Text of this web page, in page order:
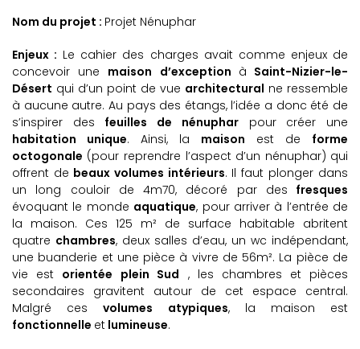
Nom du projet : Projet Nénuphar
Enjeux : Le cahier des charges avait comme enjeux de
concevoir une maison d’exception à Saint-Nizier-le-
Désert qui d’un point de vue architectural ne ressemble
à aucune autre. Au pays des étangs, l’idée a donc été de
s’inspirer des feuilles de nénupharpour créer une
habitation unique. Ainsi, la maison est de forme
octogonale (pour reprendre l’aspect d’un nénuphar) qui
offrent de beaux volumes intérieurs. Il faut plonger dans
un long couloir de 4m70, décoré par des fresques
évoquant le monde aquatique, pour arriver à l’entrée de
la maison. Ces 125 m² de surface habitable abritent
quatre chambres, deux salles d’eau, un wc indépendant,
une buanderie et une pièce à vivre de 56m². La pièce de
vie est orientée plein Sud , les chambres et pièces
secondaires gravitent autour de cet espace central.
Malgré cesvolumes atypiques, la maison est
fonctionnelle et lumineuse.